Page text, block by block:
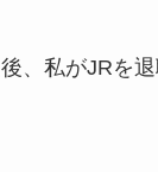
、私がJRを